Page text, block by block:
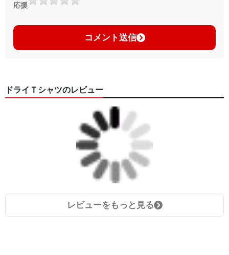
応援
コメント送信
ドライＴシャツのレビュー
レビューをもっと見る